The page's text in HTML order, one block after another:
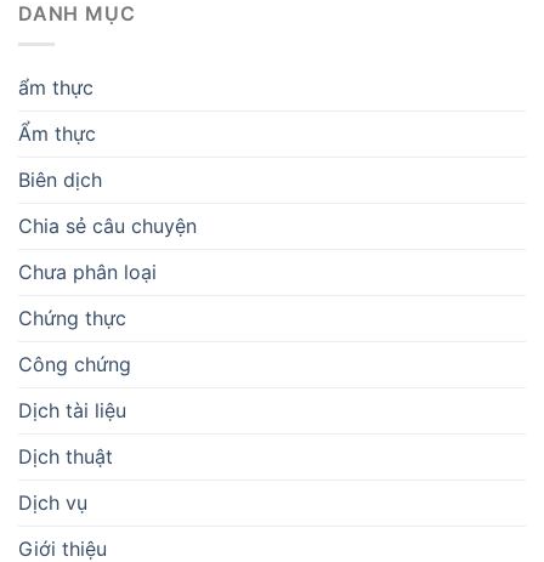
DANH MỤC
ẩm thực
Ẩm thực
Biên dịch
Chia sẻ câu chuyện
Chưa phân loại
Chứng thực
Công chứng
Dịch tài liệu
Dịch thuật
Dịch vụ
Giới thiệu